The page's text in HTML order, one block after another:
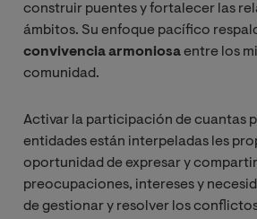
construir puentes y fortalecer las
ámbitos. Su enfoque pacífico
convivencia armoniosaentre los
comunidad.
Activar la participación de cuantas
entidades están interpeladas les
oportunidad de expresar y
preocupaciones, intereses y
de gestionar y resolver los